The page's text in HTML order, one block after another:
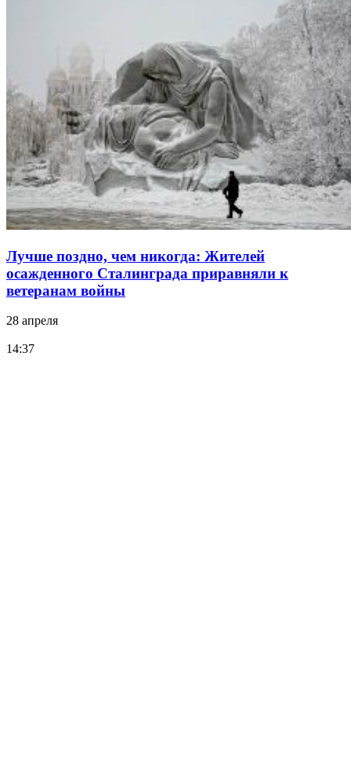
Лучше поздно, чем никогда: Жителей
осажденного Сталинграда приравняли к
ветеранам войны
28 апреля
14:37